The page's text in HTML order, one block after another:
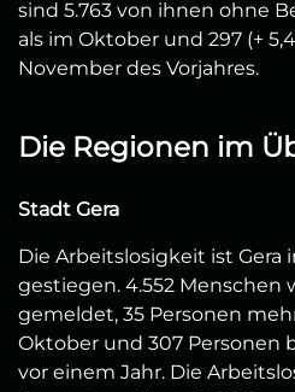
sind 5.763 von ihnen ohne
als im Oktober und 297 (+
November des Vorjahres.
Die Regionen im
Stadt Gera
Die Arbeitslosigkeit ist Gera
gestiegen. 4.552 Menschen
gemeldet, 35 Personen
Oktober und 307 Personen
vor einem Jahr. Die